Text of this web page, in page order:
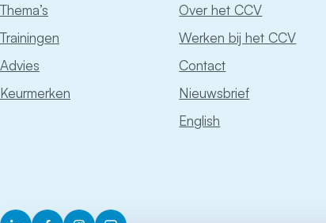
Thema’s
Trainingen
Advies
Keurmerken
Over het CCV
Werken bij het CCV
Contact
Nieuwsbrief
English